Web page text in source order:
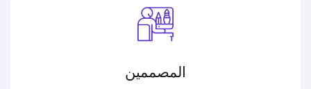
المصممين